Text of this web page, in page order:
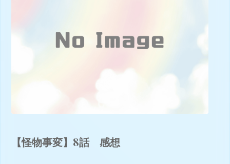
【怪物事変】8話 感想